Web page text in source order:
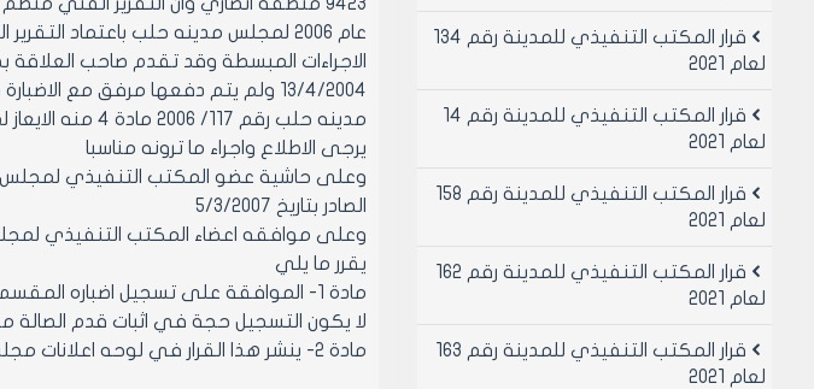
الاجراءات المبسطة وقد تقدم صاحب العلاقة
مدينه حلب رقم
يرجى الاطلاع واجراء ما ترونه مناسبا
الصادر بتاريخ 5/3/2007
وعلى موافقه اعضاء المكتب التنفيذي لمجلس مدينه
يقرر ما يلي
لا يكون التسجيل حجة في اثبات قدم الصالة
مادة 2- ينشر هذا القرار في لوحه اعلانات مجلس المدينة ويبلغ من يلزم لتنفيذه اصولا
قرار المكتب التنفيذي للمدينة رقم 134
لعام 2021
قرار المكتب التنفيذي للمدينة رقم 14
لعام 2021
قرار المكتب التنفيذي للمدينة رقم 158
لعام 2021
قرار المكتب التنفيذي للمدينة رقم 162
لعام 2021
قرار المكتب التنفيذي للمدينة رقم 163
لعام 2021